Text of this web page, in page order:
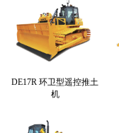
DE17R 环卫型遥控推土
机